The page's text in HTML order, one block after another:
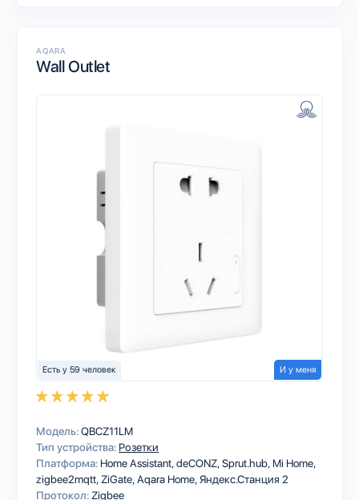
AQARA
Wall Outlet
Есть у 59 человек И у меня
Модель:QBCZ11LM
Тип устройства: Розетки
Платформа: Home AssistantdeCONZSprut.hub Mi Home
zigbee2mqtt ZiGateAqara HomeЯндекс.Станция 2
Протокол: Zigbee